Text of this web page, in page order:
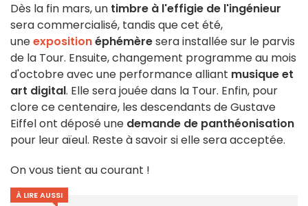
Dès la fin mars, un timbre à l'effigie de l'ingénieur
sera commercialisé, tandis que cet été,
uneexpositionéphémèresera installée sur le parvis
de la Tour. Ensuite, changement programme au mois
d'octobre avec une performance alliant musique et
art digital. Elle sera jouée dans la Tour. Enfin, pour
clore ce centenaire, les descendants de Gustave
Eiffel ont déposé une demande de panthéonisation
pour leur aïeul. Reste à savoir si elle sera acceptée.
On vous tient au courant !
À LIRE AUSSI